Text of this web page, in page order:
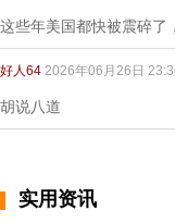
这些年美国都快被震碎了
好人64 2026年06月26日
胡说八道
实用资讯